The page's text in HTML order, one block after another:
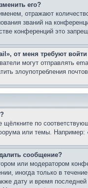
его?
отражают
званий на
конференций это
от меня требуют
могут отправлять
злоупотребления
по
или темы.
сообщение?
или модератором
иногда только в
дату и время